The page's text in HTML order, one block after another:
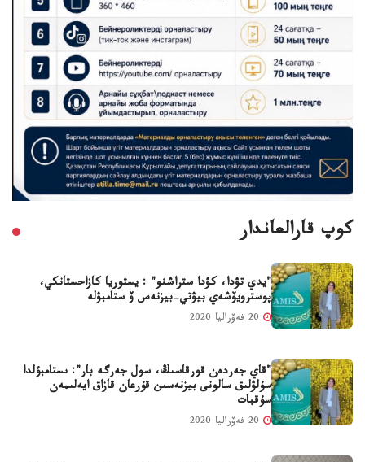
كوپ قارالعاندار
"يدي تۋدا، كۋدا ستراشنو" : يستوريا كازاحستانكي،
پوسترويۆشەي بيۋتي-بيزنەس ۆ ستامبۋلە
"قاي جەردەن قورقاسىڭ، سول جەرگە بار": ىستامبۇلدا
سۇلۋلىق سالونى بيزنەسىن قۇرعان قازاق ايەلىمەن
سۇقبات